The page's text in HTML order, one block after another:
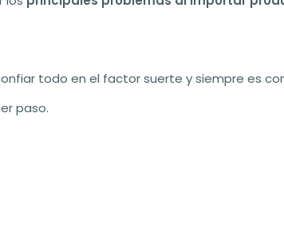
todo en el factor suerte y siempre es
paso.